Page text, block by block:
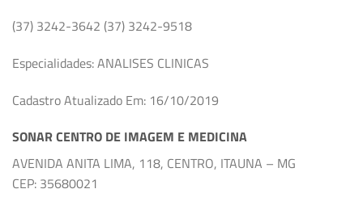
(37) 3242-3642 (37) 3242-9518
Especialidades: ANALISES CLINICAS
Cadastro Atualizado Em: 16/10/2019
SONAR CENTRO DE IMAGEM E MEDICINA
AVENIDA ANITA LIMA, 118, CENTRO, ITAUNA – MG
CEP: 35680021